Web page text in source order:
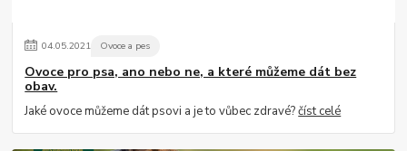
04.05.2021 Ovoce a pes
Ovoce pro psa, ano nebo ne, a které můžeme dát bez
obav.
Jaké ovoce můžeme dát psovi a je to vůbec zdravé?číst celé